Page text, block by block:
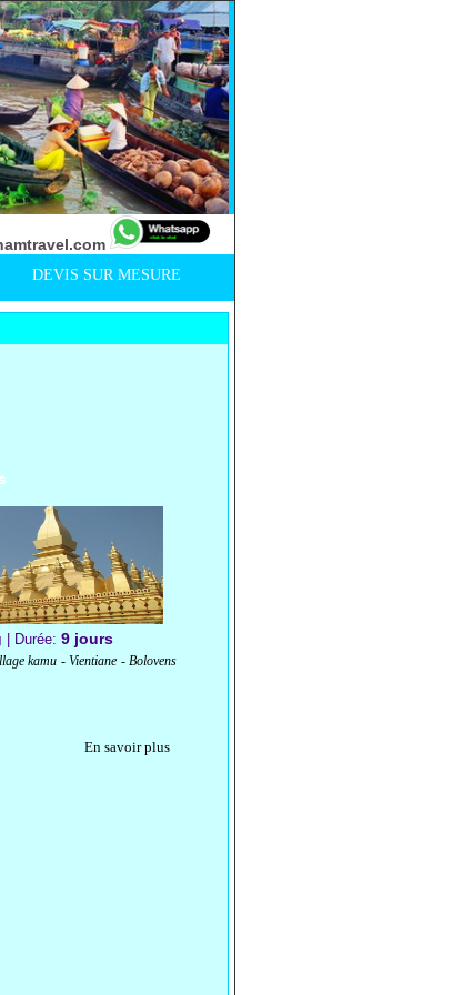
DEVIS SUR MESURE
| Durée: 9 jours
kamu - Vientiane - Bolovens
En savoir plus